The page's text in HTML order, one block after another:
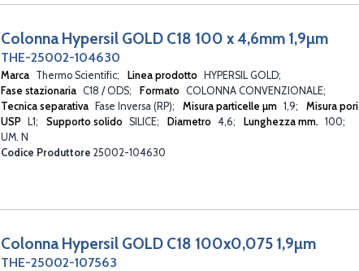
Colonna Hypersil GOLD C18 100 x 4,6mm 1,9µm
THE-25002-104630
Marca Thermo Scientific Linea prodotto
HYPERSIL GOLD
Fase stazionaria C18 / ODS Formato COLONNA CONVENZIONALE
Tecnica separativa
Fase Inversa (RP) Misura particelle µm 1,9 Misura pori
USP
L1 Supporto solido SILICE Diametro 4,6 Lunghezza mm. 100
UM. N
Codice Produttore 25002-104630
Colonna Hypersil GOLD C18 100x0,075 1,9µm
THE-25002-107563